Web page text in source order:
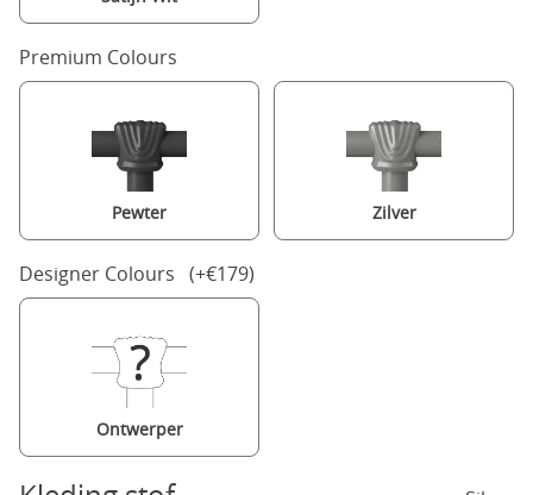
Premium Colours
Pewter Zilver
Designer Colours (+€179)
Ontwerper